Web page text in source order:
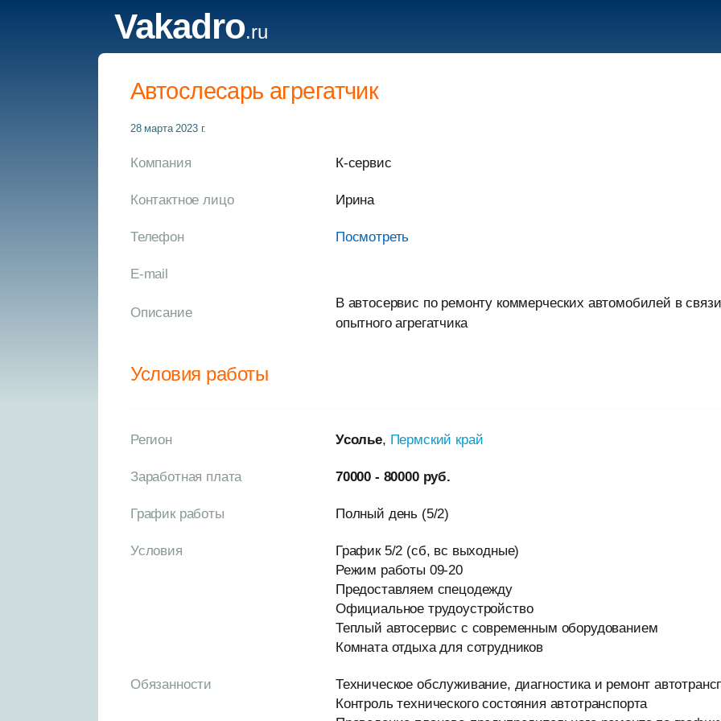
Vakadro.ru
Автослесарь агрегатчик
28 марта 2023 г.
Компания К-сервис
Контактное лицо Ирина
Телефон Посмотреть
E-mail
Описание
В автосервис по ремонту коммерческих автомобилей в
опытного агрегатчика
Условия работы
Регион Усолье, Пермский край
Заработная плата 70000 - 80000 руб.
График работы Полный день (5/2)
Условия
График 5/2 (сб, вс выходные)
Режим работы 09-20
Предоставляем спецодежду
Официальное трудоустройство
Теплый автосервис с современным оборудованием
Комната отдыха для сотрудников
Обязанности
Техническое обслуживание, диагностика и ремонт
Контроль технического состояния автотранспорта